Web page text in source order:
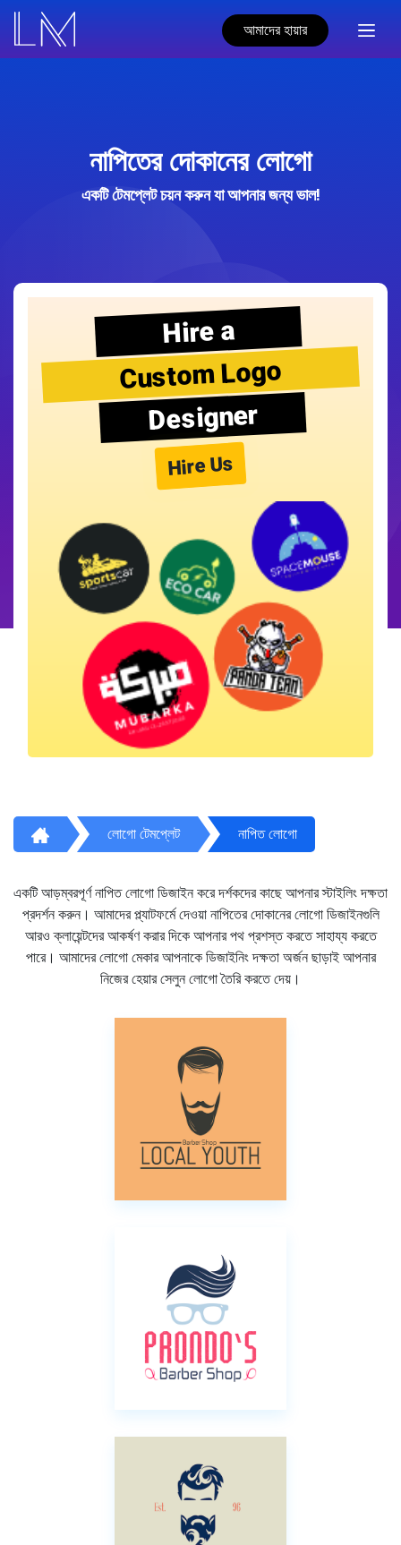
আমাদের হায়ার
নাপিতের দোকানের লোগো
একটি টেমপ্লেট চয়ন করুন যা আপনার জন্য ভাল!
Hire a
Custom Logo
Designer
Hire Us
লোগো টেমপ্লেট নাপিত লোগো
একটি আড়ম্বরপূর্ণ নাপিত লোগো ডিজাইন করে দর্শকদের কাছে আপনার স্টাইলিং দক্ষতা
প্রদর্শন করুন। আমাদের প্ল্যাটফর্মে দেওয়া নাপিতের দোকানের লোগো ডিজাইনগুলি
আরও ক্লায়েন্টদের আকর্ষণ করার দিকে আপনার পথ প্রশস্ত করতে সাহায্য করতে
পারে। আমাদের লোগো মেকার আপনাকে ডিজাইনিং দক্ষতা অর্জন ছাড়াই আপনার
নিজের হেয়ার সেলুন লোগো তৈরি করতে দেয়।